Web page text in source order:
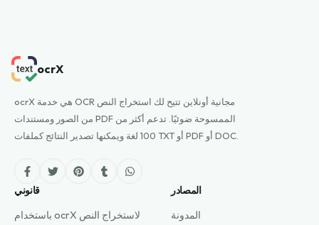
ocrX
ocrX هي خدمة OCR مجانية أونلاين تتيح لك استخراج النص
من الصور ومستندات PDF الممسوحة ضوئيًا. تدعم أكثر من
100 لغة ويمكنها تصدير النتائج كملفات TXT أو PDF أو DOC.
قانوني
باستخدام ocrX لاستخراج النص
المصادر
المدونة